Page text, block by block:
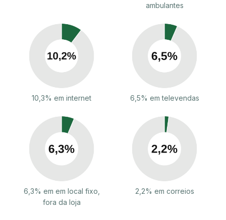
ambulantes
10,3% em internet 6,5% em televendas
6,3% em em local fixo,
fora da loja
2,2% em correios